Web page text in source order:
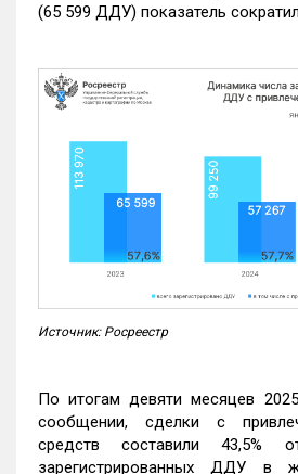
(65 599 ДДУ) показатель
Источник: Росреестр
По итогам девяти месяцев
сообщении, сделки с
средств составили 43,5%
зарегистрированных ДДУ в